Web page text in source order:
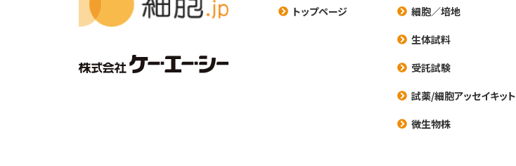
トップページ
細胞／培地
生体試料
受託試験
試薬/細胞アッセイキット
微生物株